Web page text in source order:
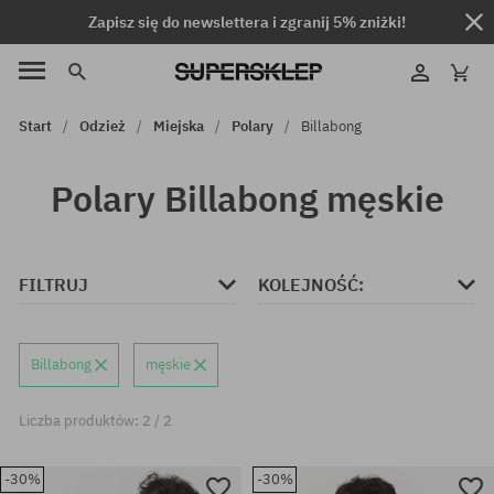
Zapisz się do newslettera i zgranij 5% zniżki!
Start Odzież Miejska Polary Billabong
Polary Billabong męskie
FILTRUJ KOLEJNOŚĆ:
Billabong męskie
Liczba produktów: 2 / 2
-30% -30%